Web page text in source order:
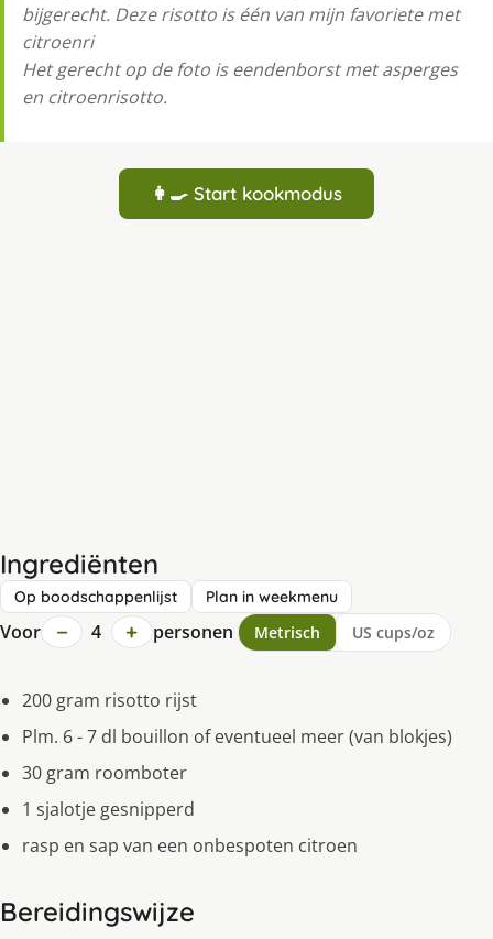
bijgerecht. Deze risotto is één van mijn favoriete met
citroenri
Het gerecht op de foto is eendenborst met asperges
en citroenrisotto.
👩‍🍳 Start kookmodus
Ingrediënten
Op boodschappenlijst Plan in weekmenu
Voor − 4 + personen Metrisch US cups/oz
200 gram risotto rijst
Plm. 6 - 7 dl bouillon of eventueel meer (van blokjes)
30 gram roomboter
1 sjalotje gesnipperd
rasp en sap van een onbespoten citroen
Bereidingswijze